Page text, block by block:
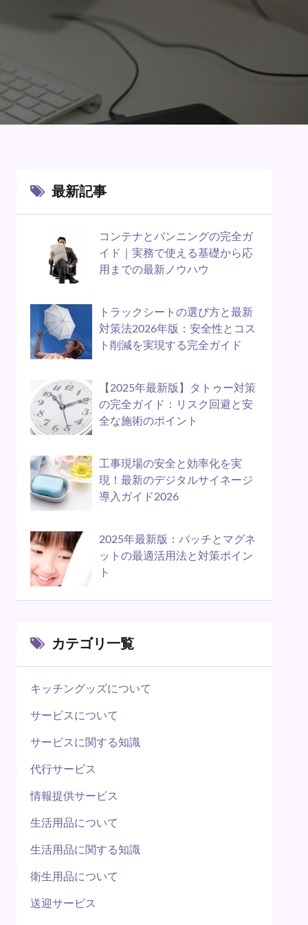
最新記事
コンテナとバンニングの完全ガ
イド｜実務で使える基礎から応
用までの最新ノウハウ
トラックシートの選び方と最新
対策法2026年版：安全性とコス
ト削減を実現する完全ガイド
【2025年最新版】タトゥー対策
の完全ガイド：リスク回避と安
全な施術のポイント
工事現場の安全と効率化を実
現！最新のデジタルサイネージ
導入ガイド2026
2025年最新版：バッチとマグネ
ットの最適活用法と対策ポイン
ト
カテゴリ一覧
キッチングッズについて
サービスについて
サービスに関する知識
代行サービス
情報提供サービス
生活用品について
生活用品に関する知識
衛生用品について
送迎サービス